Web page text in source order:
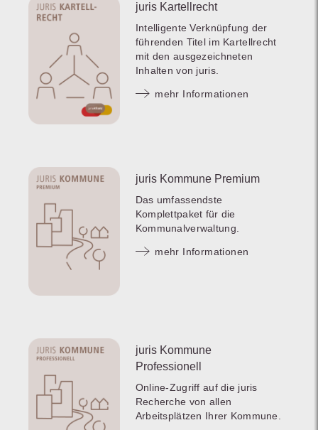
juris Kartellrecht
Intelligente Verknüpfung der
führenden Titel im Kartellrecht
mit den ausgezeichneten
Inhalten von juris.
mehr Informationen
juris Kommune Premium
Das umfassendste
Komplettpaket für die
Kommunalverwaltung.
mehr Informationen
juris Kommune
Professionell
Online-Zugriff auf die juris
Recherche von allen
Arbeitsplätzen Ihrer Kommune.